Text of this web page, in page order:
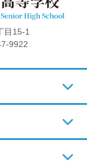
目15-1
9922